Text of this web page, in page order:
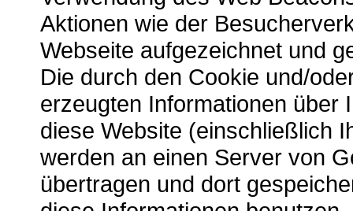
Aktionen wie der
Webseite aufgezeichnet und
Die durch den Cookie und/
erzeugten Informationen über
diese Website (einschließlich
werden an einen Server von
übertragen und dort